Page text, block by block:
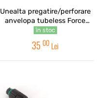
Unealta pregatire/perforare
anvelopa tubeless Force
maner T 5x126mm
în stoc
35 00 Lei